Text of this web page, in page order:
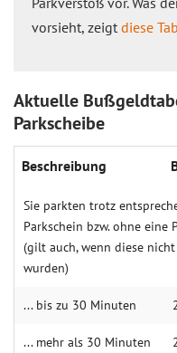
vorsieht, zeigt diese
Aktuelle
Parkscheibe
Beschreibung
Sie parkten trotz
Parkschein bzw. ohne eine
(gilt auch, wenn diese
wurden)
... bis zu 30 Minuten
... mehr als 30 Minuten